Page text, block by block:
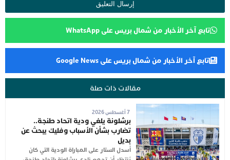
تابع آخر الأخبار من شمال بريس على WhatsApp
تابع آخر الأخبار من شمال بريس على Google News
مقالات ذات صلة
7 أغسطس 2026
برشلونة يلغي ودية اتحاد طنجة..
تضارب بشأن الأسباب وفليك يبحث عن
بديل
أُسدل الستار على المباراة الودية التي كان